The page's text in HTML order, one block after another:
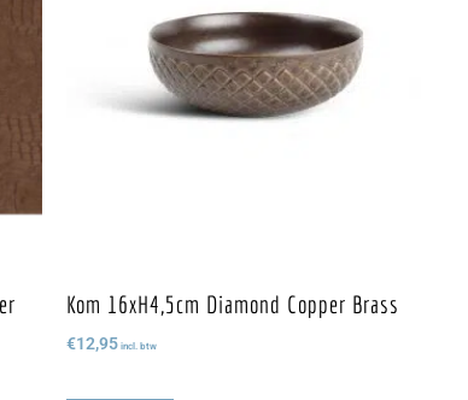
Kom 16xH4,5cm Diamond Copper Brass
€12,95 incl. btw